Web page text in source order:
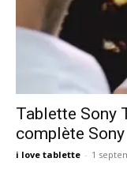
Tablette Sony
complète
i love tablette - 1